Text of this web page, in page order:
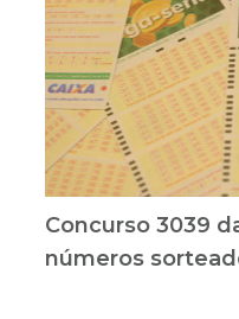
Concurso 3039
números